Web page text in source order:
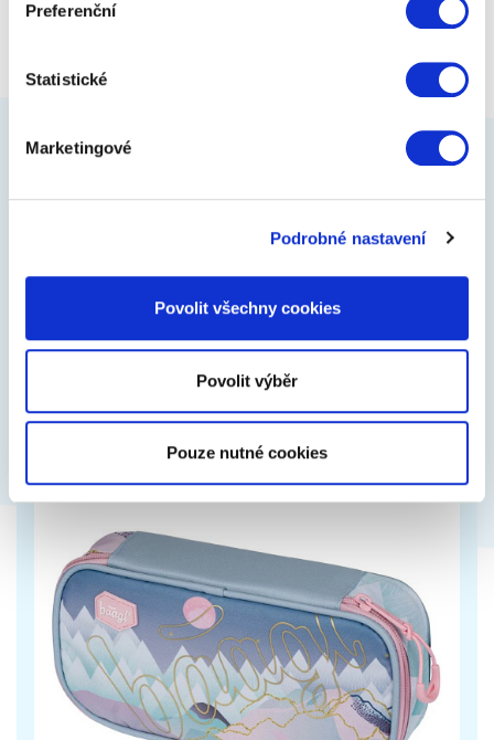
Preferenční
Statistické
Marketingové
Podrobné nastavení
Povolit všechny cookies
Povolit výběr
Pouze nutné cookies
BEBELO Milk 2 a Milk 3
oleje. Kojení je nejlepší zpôsob výživy…
Zobrazit více